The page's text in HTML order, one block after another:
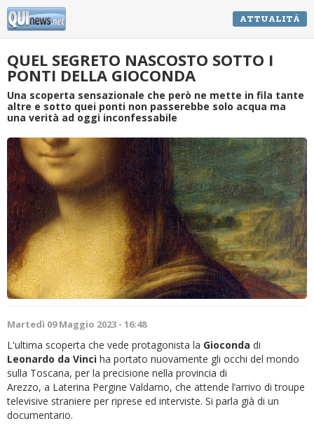
ATTUALITÀ
QUEL SEGRETO NASCOSTO SOTTO I
PONTI DELLA GIOCONDA
Una scoperta sensazionale che però ne mette in fila tante
altre e sotto quei ponti non passerebbe solo acqua ma
una verità ad oggi inconfessabile
Martedì 09 Maggio 2023 - 16:48
L'ultima scoperta che vede protagonista la Gioconda di
Leonardo da Vinci ha portato nuovamente gli occhi del mondo
sulla Toscana, per la precisione nella provincia di
Arezzo, a Laterina Pergine Valdarno, che attende l’arrivo di troupe
televisive straniere per riprese ed interviste. Si parla già di un
documentario.